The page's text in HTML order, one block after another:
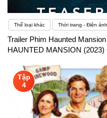
Thể loại khác Thời trang - Điện ảnh
Trailer Phim Haunted
HAUNTED MANSION
Tập
4